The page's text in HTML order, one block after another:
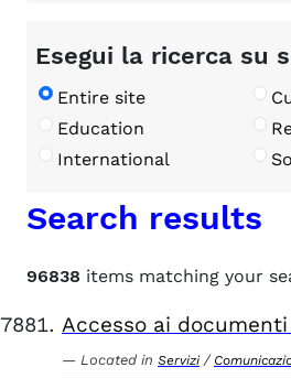
Esegui la ricerca su
Entire site
Education
International
Search results
96838 items matching your
Accesso ai
Located in Servizi /